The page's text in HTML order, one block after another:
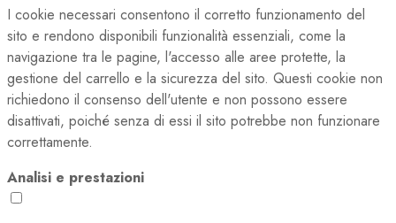
I cookie necessari consentono il corretto funzionamento del
sito e rendono disponibili funzionalità essenziali, come la
navigazione tra le pagine, l'accesso alle aree protette, la
gestione del carrello e la sicurezza del sito. Questi cookie non
richiedono il consenso dell'utente e non possono essere
disattivati, poiché senza di essi il sito potrebbe non funzionare
correttamente.
Analisi e prestazioni